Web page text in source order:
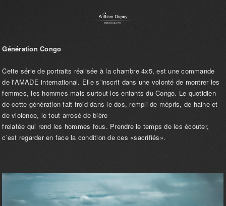
Génération Congo
Cette série de portraits réalisée à la chambre 4x5, est une commande
de l'AMADE international. Elle s’inscrit dans une volonté de montrer les
femmes, les hommes mais surtout les enfants du Congo. Le quotidien
de cette génération fait froid dans le dos, rempli de mépris, de haine et
de violence, le tout arrosé de bière
frelatée qui rend les hommes fous. Prendre le temps de les écouter,
c’est regarder en face la condition de ces «sacrifiés».